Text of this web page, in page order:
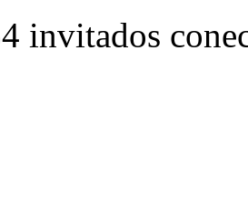
invitados